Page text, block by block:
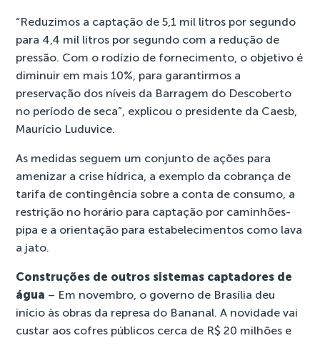
“Reduzimos a captação de 5,1 mil litros por segundo
para 4,4 mil litros por segundo com a redução de
pressão. Com o rodízio de fornecimento, o objetivo é
diminuir em mais 10%, para garantirmos a
preservação dos níveis da Barragem do Descoberto
no período de seca”, explicou o presidente da Caesb,
Maurício Luduvice.
As medidas seguem um conjunto de ações para
amenizar a crise hídrica, a exemplo da cobrança de
tarifa de contingência sobre a conta de consumo, a
restrição no horário para captação por caminhões-
pipa e a orientação para estabelecimentos como lava
a jato.
Construções de outros sistemas captadores de
água – Em novembro, o governo de Brasília deu
início às obras da represa do Bananal. A novidade vai
custar aos cofres públicos cerca de R$ 20 milhões e